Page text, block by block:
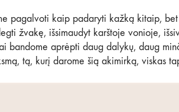
pagalvoti kaip padaryti kažką kitaip,
žvakę, išsimaudyt karštoje vonioje,
bandome aprėpti daug dalykų, daug
tą, kurį darome šią akimirką, viskas